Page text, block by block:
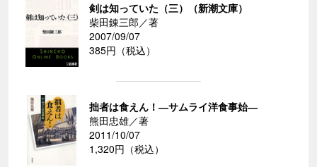
剣は知っていた（三）（新潮文庫）
柴田錬三郎／著
2007/09/07
385円（税込）
拙者は食えん！―サムライ洋食事始―
熊田忠雄／著
2011/10/07
1,320円（税込）